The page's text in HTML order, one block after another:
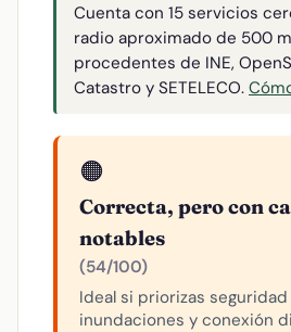
Cuenta con 15 servicios
radio aproximado de 500
procedentes de INE,
Catastro y SETELECO.
🟠
Correcta, pero con
notables
(54/100)
Ideal si priorizas
inundaciones y conexión